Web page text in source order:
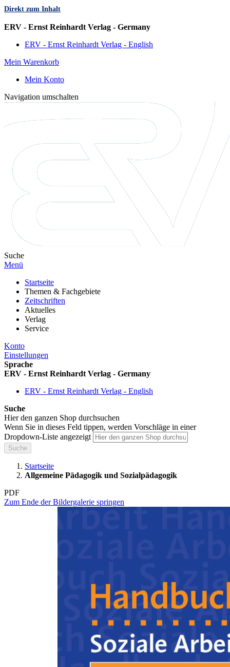
Direkt zum Inhalt
ERV - Ernst Reinhardt Verlag - Germany
ERV - Ernst Reinhardt Verlag - English
Mein Warenkorb
Mein Konto
Navigation umschalten
Suche
Menü
Startseite
Themen & Fachgebiete
Zeitschriften
Aktuelles
Verlag
Service
Konto
Einstellungen
Sprache
ERV - Ernst Reinhardt Verlag - Germany
ERV - Ernst Reinhardt Verlag - English
Suche
Hier den ganzen Shop durchsuchen
Wenn Sie in dieses Feld tippen, werden Vorschläge in einer
Dropdown-Liste angezeigt
Suche
Startseite
Allgemeine Pädagogik und Sozialpädagogik
PDF
Zum Ende der Bildergalerie springen